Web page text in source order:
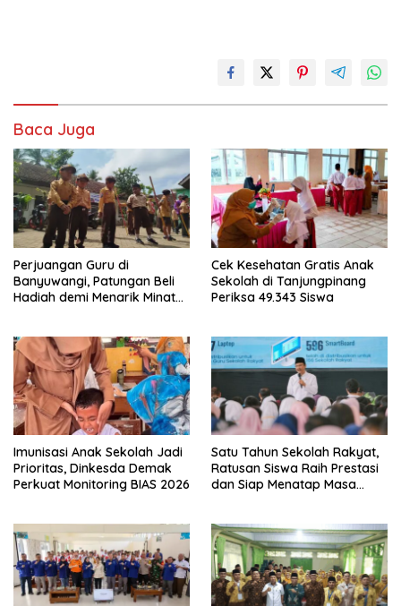
Baca Juga
Perjuangan Guru di
Banyuwangi, Patungan Beli
Hadiah demi Menarik Minat
Cek Kesehatan Gratis Anak
Sekolah di Tanjungpinang
Periksa 49.343 Siswa
Imunisasi Anak Sekolah Jadi
Prioritas, Dinkesda Demak
Perkuat Monitoring BIAS 2026
Satu Tahun Sekolah Rakyat,
Ratusan Siswa Raih Prestasi
dan Siap Menatap Masa